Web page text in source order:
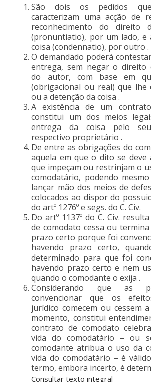
São dois os pedidos
caracterizam uma acção de
reconhecimento do direito
(pronuntiatio), por um lado, e
coisa (condennatio), por outro .
O demandado poderá
entrega, sem negar o direito
do autor, com base em
(obrigacional ou real) que lhe
ou a detenção da coisa .
A existência de um
constitui um dos meios
entrega da coisa pelo
respectivo proprietário .
De entre as obrigações do
aquela em que o dito se deve
que impeçam ou restrinjam o
comodatário, podendo
lançar mão dos meios de
colocados ao dispor do
do artº 1276º e segs. do C. Civ.
Do artº 1137º do C. Civ.
de comodato cessa ou
prazo certo porque foi
havendo prazo certo,
determinado para que foi
havendo prazo certo e nem
quando o comodante o exija .
Considerando que as
convencionar que os
jurídico comecem ou cessem
momento, constitui
contrato de comodato
vida do comodatário – ou
comodante atribua o uso da
vida do comodatário – é
termo, embora incerto, é
Consultar texto integral